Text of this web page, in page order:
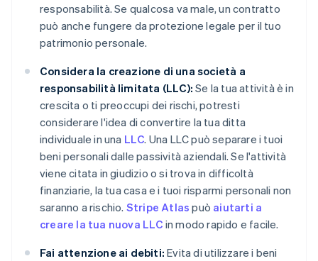
responsabilità. Se qualcosa va male, un contratto
può anche fungere da protezione legale per il tuo
patrimonio personale.
Considera la creazione di una società a
responsabilità limitata (LLC): Se la tua attività è in
crescita o ti preoccupi dei rischi, potresti
considerare l'idea di convertire la tua ditta
individuale in una LLC. Una LLC può separare i tuoi
beni personali dalle passività aziendali. Se l'attività
viene citata in giudizio o si trova in difficoltà
finanziarie, la tua casa e i tuoi risparmi personali non
saranno a rischio. Stripe Atlas può aiutarti a
creare la tua nuova LLC in modo rapido e facile.
Fai attenzione ai debiti: Evita di utilizzare i beni